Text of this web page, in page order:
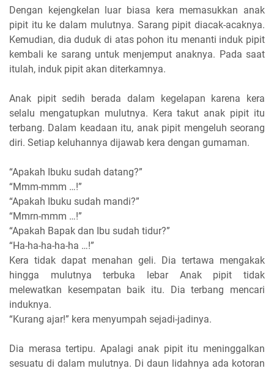
Dengan kejengkelan luar biasa kera memasukkan anak
pipit itu ke dalam mulutnya. Sarang pipit diacak-acaknya.
Kemudian, dia duduk di atas pohon itu menanti induk pipit
kembali ke sarang untuk menjemput anaknya. Pada saat
itulah, induk pipit akan diterkamnya.
Anak pipit sedih berada dalam kegelapan karena kera
selalu mengatupkan mulutnya. Kera takut anak pipit itu
terbang. Dalam keadaan itu, anak pipit mengeluh seorang
diri. Setiap keluhannya dijawab kera dengan gumaman.
“Apakah Ibuku sudah datang?”
“Mmm-mmm …!”
“Apakah Ibuku sudah mandi?”
“Mmrn-mmm …!”
“Apakah Bapak dan Ibu sudah tidur?”
“Ha-ha-ha-ha-ha …!”
Kera tidak dapat menahan geli. Dia tertawa mengakak
hingga mulutnya terbuka lebar Anak pipit tidak
melewatkan kesempatan baik itu. Dia terbang mencari
induknya.
“Kurang ajar!” kera menyumpah sejadi-jadinya.
Dia merasa tertipu. Apalagi anak pipit itu meninggalkan
sesuatu di dalam mulutnya. Di daun lidahnya ada kotoran